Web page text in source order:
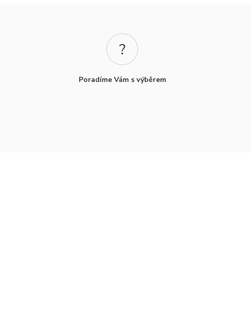
Poradíme Vám s výběrem